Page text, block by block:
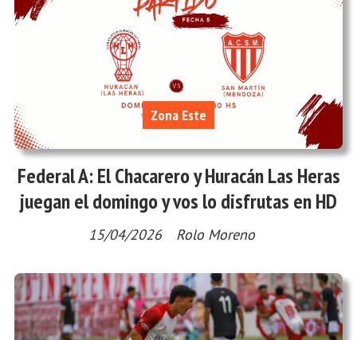
Federal A: El Chacarero y Huracán Las Heras
juegan el domingo y vos lo disfrutas en HD
Rolo Moreno
Zona Este
15/04/2026